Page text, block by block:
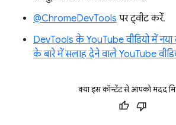
@ChromeDevTools पर ट्वीट करें.
DevTools के YouTube वीडियो में नया
के बारे में सलाह देने वाले YouTube
क्या इस कॉन्टेंट से आपको मदद